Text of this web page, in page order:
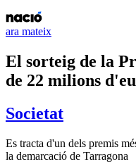
ara mateix
El sorteig de la
de 22 milions
Societat
Es tracta d'un dels premis
la demarcació de Tarragona